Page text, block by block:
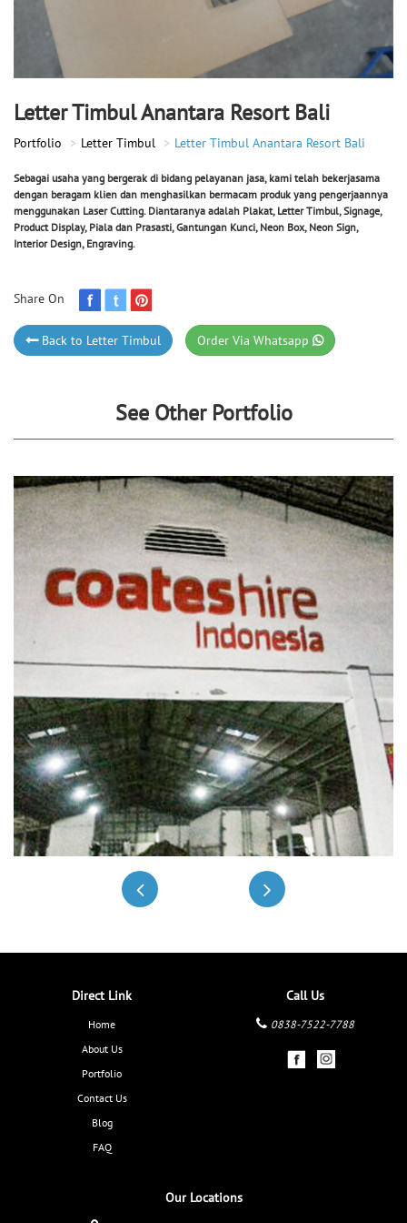
Letter Timbul Anantara Resort Bali
Portfolio Letter Timbul Letter Timbul Anantara Resort Bali
Sebagai usaha yang bergerak di bidang pelayanan jasa, kami telah bekerjasama
dengan beragam klien dan menghasilkan bermacam produk yang pengerjaannya
menggunakan Laser Cutting. Diantaranya adalah Plakat, Letter Timbul, Signage,
Product Display, Piala dan Prasasti, Gantungan Kunci, Neon Box, Neon Sign,
Interior Design, Engraving.
Share On
Back to Letter Timbul Order Via Whatsapp
See Other Portfolio
Direct Link
Home
About Us
Portfolio
Contact Us
Blog
FAQ
Call Us
0838-7522-7788
Our Locations